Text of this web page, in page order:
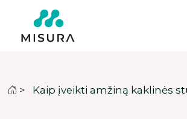
> Kaip įveikti amžiną kaklinės